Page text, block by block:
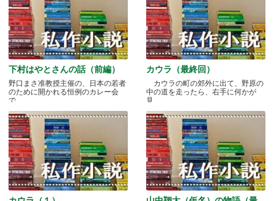
下村はやとさんの話（前編）
野口まさ准教授主催の、日本の若者
のために開かれる恒例のカレー会
で.....
カウラ（最終回）
カウラの町の郊外に出て、野原の
中の道を走ったら、右手に何かが
見.....